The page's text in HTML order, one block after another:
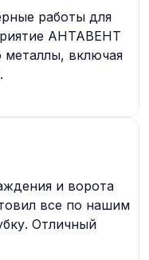
работы для
АНТАВЕНТ
металлы, включая
и ворота
все по нашим
Отличный